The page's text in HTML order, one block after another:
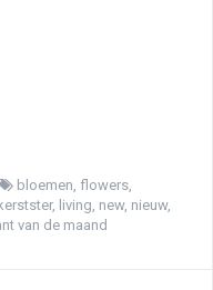
bloemen, flowers,
kerstster, living, new, nieuw,
van de maand